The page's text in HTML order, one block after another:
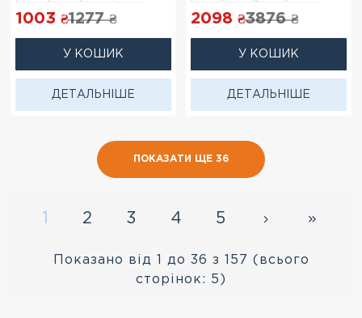
1003 ₴1277₴
У КОШИК
ДЕТАЛЬНІШЕ
2098 ₴3876₴
У КОШИК
ДЕТАЛЬНІШЕ
ПОКАЗАТИ ЩЕ 36
1 2 3 4 5
Показано від 1 до 36 з 157 (всього
сторінок: 5)